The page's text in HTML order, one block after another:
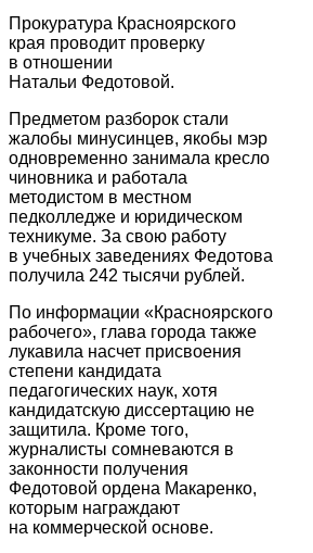
Прокуратура Красноярского
края проводит проверку
в отношении
Натальи Федотовой.
Предметом разборок стали
жалобы минусинцев, якобы мэр
одновременно занимала кресло
чиновника и работала
методистом в местном
педколледже и юридическом
техникуме. За свою работу
в учебных заведениях Федотова
получила 242 тысячи рублей.
По информации «Красноярского
рабочего», глава города также
лукавила насчет присвоения
степени кандидата
педагогических наук, хотя
кандидатскую диссертацию не
защитила. Кроме того,
журналисты сомневаются в
законности получения
Федотовой ордена Макаренко,
которым награждают
на коммерческой основе.